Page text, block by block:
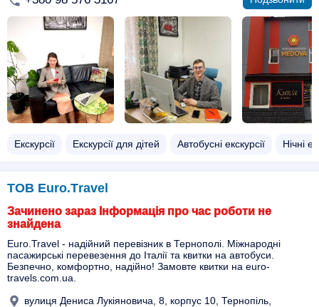
Екскурсії Екскурсії для дітей Автобусні екскурсії Нічні
ТОВ Euro.Тravel
Зачинено зараз Інформація про час роботи не
знайдена
Euro.Travel - надійний перевізник в Тернополі. Міжнародні
пасажирські перевезення до Італії та квитки на автобуси.
Безпечно, комфортно, надійно! Замовте квитки на euro-
travels.com.ua.
вулиця Дениса Лукіяновича, 8, корпус 10, Тернопіль,